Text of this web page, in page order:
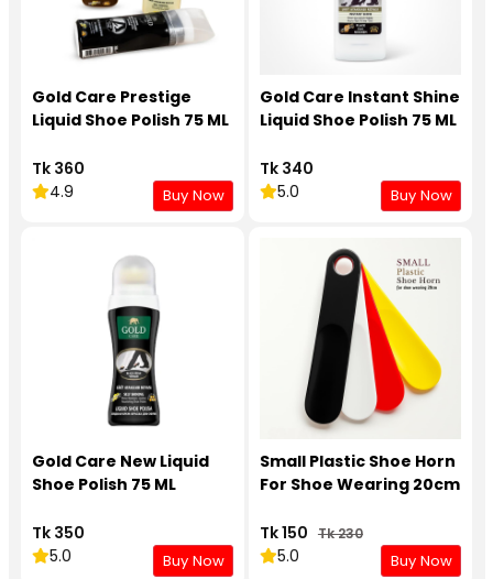
Gold Care Prestige
Liquid Shoe Polish 75 ML
Tk 360
4.9
Buy Now
Gold Care Instant Shine
Liquid Shoe Polish 75 ML
Tk 340
5.0
Buy Now
Gold Care New Liquid
Shoe Polish 75 ML
Tk 350
5.0
Buy Now
Small Plastic Shoe Horn
For Shoe Wearing 20cm
Tk 150 Tk 230
5.0 Buy Now